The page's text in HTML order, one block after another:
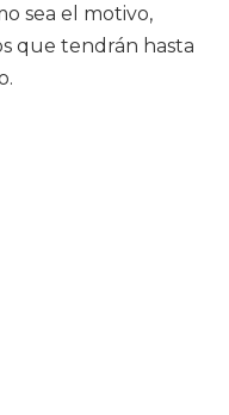
sea el motivo,
que tendrán hasta